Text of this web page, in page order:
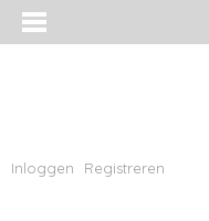
Inloggen Registreren